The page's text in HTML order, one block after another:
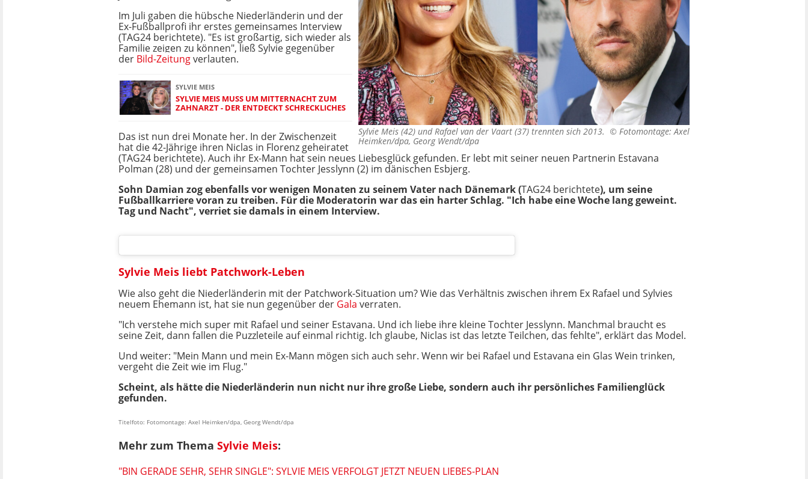
Sylvie Meis (42) und Rafael van der Vaart (37) trennten sich 2013. © Fotomontage: Axel
Heimken/dpa, Georg Wendt/dpa
Im Juli gaben die hübsche Niederländerin und der
Ex-Fußballprofi ihr erstes gemeinsames Interview
(TAG24 berichtete). "Es ist großartig, sich wieder als
Familie zeigen zu können", ließ Sylvie gegenüber
der Bild-Zeitungverlauten.
SYLVIE MEIS
SYLVIE MEIS MUSS UM MITTERNACHT ZUM
ZAHNARZT - DER ENTDECKT SCHRECKLICHES
Das ist nun drei Monate her. In der Zwischenzeit
hat die 42-Jährige ihren Niclas in Florenz geheiratet
(TAG24 berichtete). Auch ihr Ex-Mann hat sein neues Liebesglück gefunden. Er lebt mit seiner neuen Partnerin Estavana
Polman (28) und der gemeinsamen Tochter Jesslynn (2) im dänischen Esbjerg.
Sohn Damian zog ebenfalls vor wenigen Monaten zu seinem Vater nach Dänemark (TAG24 berichtete), um seine
Fußballkarriere voran zu treiben. Für die Moderatorin war das ein harter Schlag. "Ich habe eine Woche lang geweint.
Tag und Nacht", verriet sie damals in einem Interview.
Sylvie Meis liebt Patchwork-Leben
Wie also geht die Niederländerin mit der Patchwork-Situation um? Wie das Verhältnis zwischen ihrem Ex Rafael und Sylvies
neuem Ehemann ist, hat sie nun gegenüber der Gala verraten.
"Ich verstehe mich super mit Rafael und seiner Estavana. Und ich liebe ihre kleine Tochter Jesslynn. Manchmal braucht es
seine Zeit, dann fallen die Puzzleteile auf einmal richtig. Ich glaube, Niclas ist das letzte Teilchen, das fehlte", erklärt das Model.
Und weiter: "Mein Mann und mein Ex-Mann mögen sich auch sehr. Wenn wir bei Rafael und Estavana ein Glas Wein trinken,
vergeht die Zeit wie im Flug."
Scheint, als hätte die Niederländerin nun nicht nur ihre große Liebe, sondern auch ihr persönliches Familienglück
gefunden.
Titelfoto: Fotomontage: Axel Heimken/dpa, Georg Wendt/dpa
Mehr zum Thema Sylvie Meis:
"BIN GERADE SEHR, SEHR SINGLE": SYLVIE MEIS VERFOLGT JETZT NEUEN LIEBES-PLAN